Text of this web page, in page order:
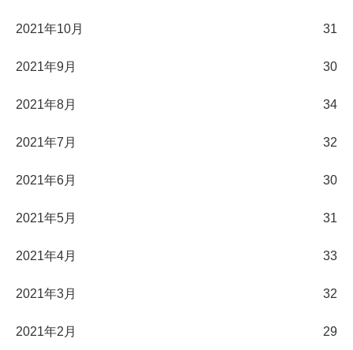
2021年10月 31
2021年9月 30
2021年8月 34
2021年7月 32
2021年6月 30
2021年5月 31
2021年4月 33
2021年3月 32
2021年2月 29